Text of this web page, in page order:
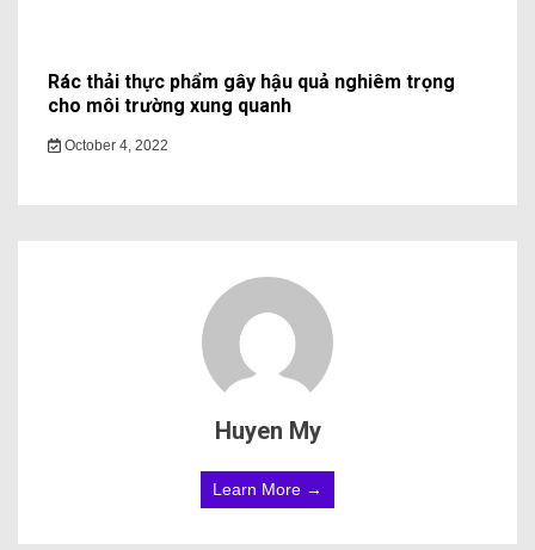
Rác thải thực phẩm gây hậu quả nghiêm trọng
cho môi trường xung quanh
October 4, 2022
Huyen My
Learn More →